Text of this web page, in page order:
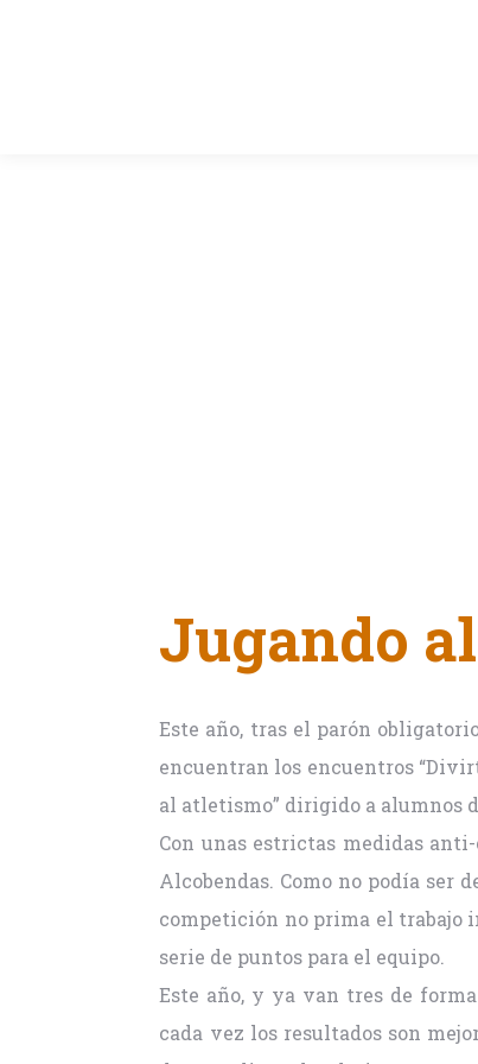
Jugando
Este año, tras el parón
encuentran los encuentros
al atletismo” dirigido a alumnos
Con unas estrictas medidas
Alcobendas. Como no podía ser
competición no prima el trabajo
serie de puntos para el equipo.
Este año, y ya van tres de
cada vez los resultados son